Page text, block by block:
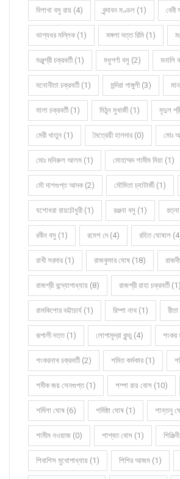
বিশাখা বসু রায় (4) বৃন্দাবন মণ্ডল (1)
ভাগ্যধর মল্লিক (1) মঙ্গলা দত্ত রিমি (1)
মঞ্জুশ্রী চক্রবর্তী (1) মধুপর্ণা বসু (2) মনালি
মনোনীতা চক্রবর্তী (1) মন্দিরা গাঙ্গুলী (3)
মালা চক্রবর্তী (1) মিঠুন মুখার্জী (1) মৃদুল
মেরী খাতুন (1) মৈত্রেয়ী হালদার (0) মোঃ
মোঃ মনিরুল আলম (1) মোহাম্মদ শামীম মিয়া (1)
মৌ দাশগুপ্ত আদক (2) মৌমিতা চ্যাটার্জী (1)
যশোধরা রায়চৌধুরী (1) রঞ্জনা বসু (1)
রবীন বসু (1) রমেশ দে (4) রহিত ঘোষাল
রাখী সরদার (1) রাজকুমার ঘোষ (18)
রাজশ্রী বন্দ্যোপাধ্যায় (8) রাজশ্রী রাহা চক্রবর্তী (1)
রামকিশোর ভট্টাচার্য (1) রিম্পা নাথ (1)
রূপালী দত্ত (1) লোপামুদ্রা কুন্ডু (4) শংকর
শংকরনাথ চক্রবর্তী (2) শমিত কর্মকার (1)
শমীক জয় সেনগুপ্ত (1) শম্পা রায় বোস (10)
শর্মিলা ঘোষ (6) শর্মিষ্ঠা ঘোষ (1) শান্তনু
শামীম নওয়াজ (0) শাশ্বত বোস (1)
শিবাশিস মুখোপাধ্যায় (1) শিশির আজম (1)